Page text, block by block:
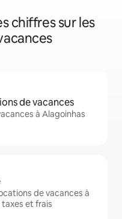
chiffres sur les
de vacances
à Alagoinhas
de vacances à
et frais